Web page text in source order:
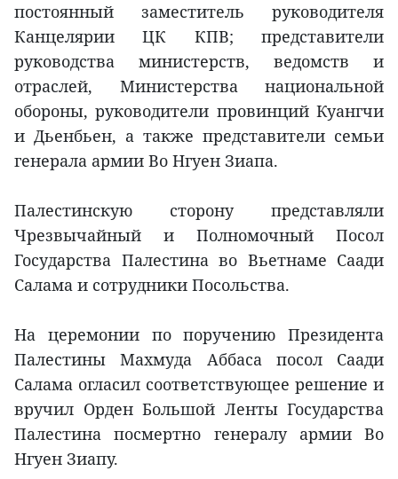
постоянный заместитель руководителя
Канцелярии ЦК КПВ; представители
руководства министерств, ведомств и
отраслей, Министерства национальной
обороны, руководители провинций Куангчи
и Дьенбьен, а также представители семьи
генерала армии Во Нгуен Зиапа.
Палестинскую сторону представляли
Чрезвычайный и Полномочный Посол
Государства Палестина во Вьетнаме Саади
Салама и сотрудники Посольства.
На церемонии по поручению Президента
Палестины Махмуда Аббаса посол Саади
Салама огласил соответствующее решение и
вручил Орден Большой Ленты Государства
Палестина посмертно генералу армии Во
Нгуен Зиапу.